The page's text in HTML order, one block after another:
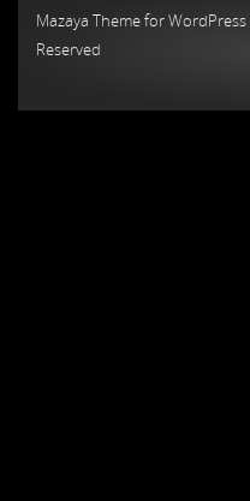
Mazaya Theme for
Reserved